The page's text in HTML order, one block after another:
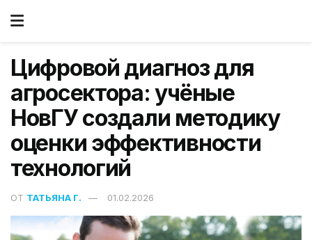
Цифровой диагноз для
агросектора: учёные
НовГУ создали методику
оценки эффективности
технологий
ОТ ТАТЬЯНА Г. 01.02.2026